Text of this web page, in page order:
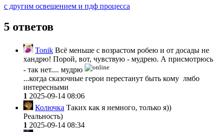
с другим освещением и пдф процесса
5 ответов
Tonik Всё меньше с возрастом робею и от досады не
хандрю! Порой, вот, чувствую - мудрею. А присмотрюсь
- так нет.... мудрю
...когда сказочные герои перестанут быть кому лмбо
интересными
1 2025-09-14 08:06
Колючка Таких как я немного, только я))
Реальность)
1 2025-09-14 08:34